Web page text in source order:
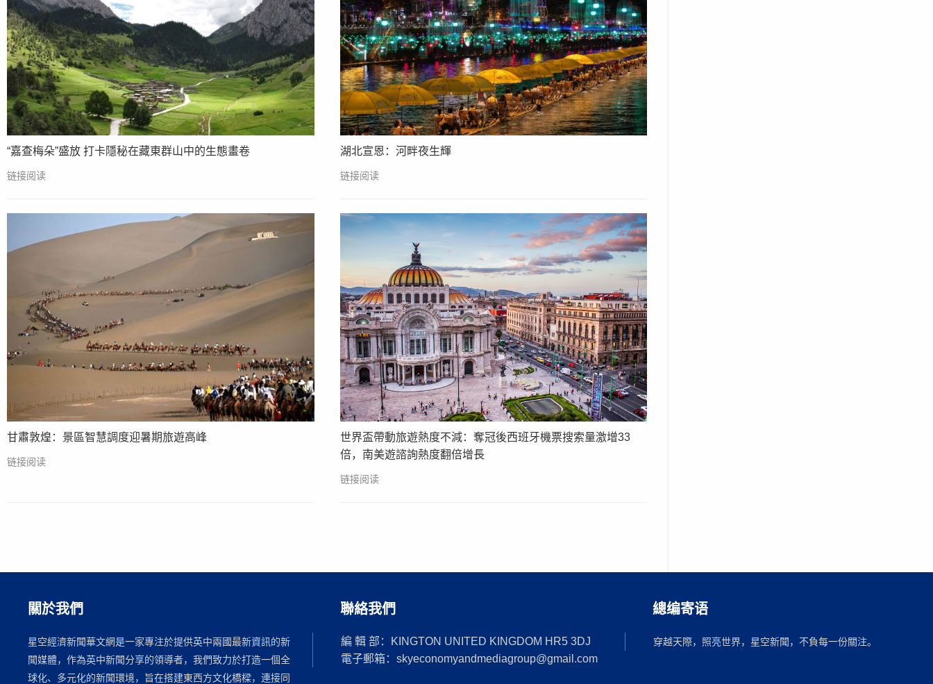
“嘉查梅朵”盛放 打卡隱秘在藏東群山中的生態畫卷
链接阅读
湖北宣恩：河畔夜生輝
链接阅读
甘肅敦煌：景區智慧調度迎暑期旅遊高峰
链接阅读
世界盃帶動旅遊熱度不減：奪冠後西班牙機票搜索量激增33
倍，南美遊諮詢熱度翻倍增長
链接阅读
關於我們
星空經濟新聞華文網是一家專注於提供英中兩國最新資訊的新
聞媒體，作為英中新聞分享的領導者，我們致力於打造一個全
球化、多元化的新聞環境，旨在搭建東西方文化橋樑，連接同
聯絡我們
編 輯 部：KINGTON UNITED KINGDOM HR5 3DJ
電子郵箱：skyeconomyandmediagroup@gmail.com
總编寄语
穿越天際，照亮世界，星空新聞，不負每一份關注。